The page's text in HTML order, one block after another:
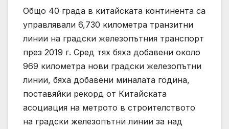
Общо 40 града в китайската континента са
управлявали 6,730 километра транзитни
линии на градски железопътния транспорт
през 2019 г. Сред тях бяха добавени около
969 километра нови градски железопътни
линии, бяха добавени миналата година,
поставяйки рекорд от Китайската
асоциация на метрото в строителството
на градски железопътни линии за над